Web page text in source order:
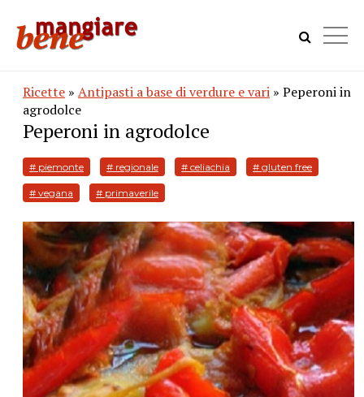
Ricette » Antipasti a base di verdure e vari » Peperoni in
agrodolce
Peperoni in agrodolce
# piemonte # regionale # celiachia # gluten free
# vegana # primaverile